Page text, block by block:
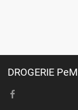
DROGERIE